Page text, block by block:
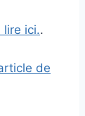
lire ici..
de